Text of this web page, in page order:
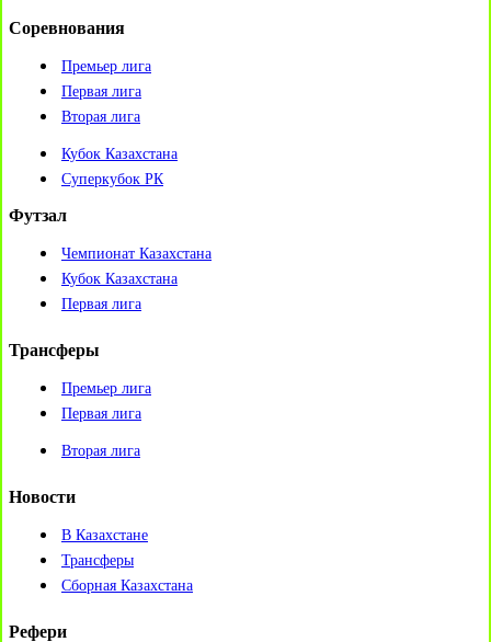
Соревнования
Премьер лига
Первая лига
Вторая лига
Кубок Казахстана
Суперкубок РК
Футзал
Чемпионат Казахстана
Кубок Казахстана
Первая лига
Трансферы
Премьер лига
Первая лига
Вторая лига
Новости
В Казахстане
Трансферы
Сборная Казахстана
Рефери